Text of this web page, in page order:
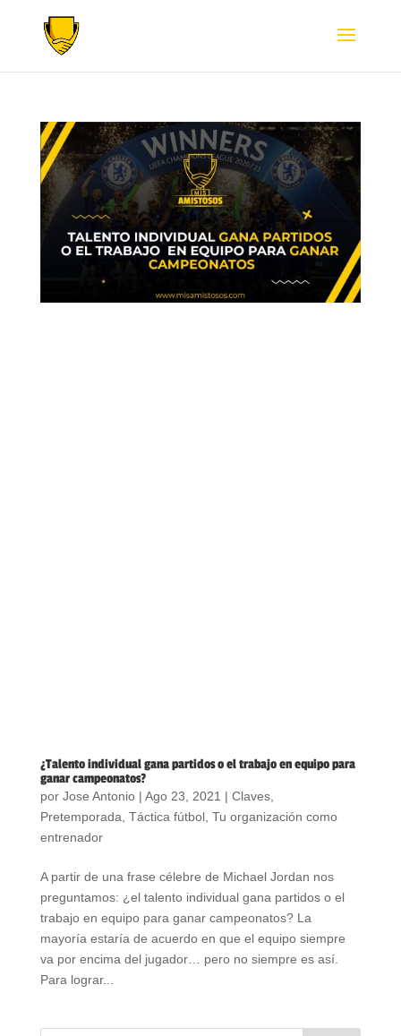
¿Talento individual gana partidos o el trabajo en equipo para
ganar campeonatos?
por Jose Antonio| Ago 23, 2021 | Claves,
Pretemporada Táctica fútbol, Tu organización como
entrenador
A partir de una frase célebre de Michael Jordan nos
preguntamos: ¿el talento individual gana partidos o el
trabajo en equipo para ganar campeonatos? La
mayoría estaría de acuerdo en que el equipo siempre
va por encima del jugador… pero no siempre es así.
Para lograr...